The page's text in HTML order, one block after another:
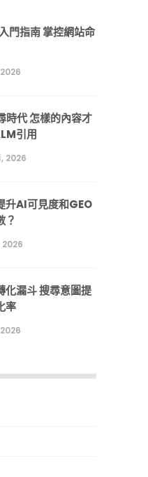
門指南 掌控網站命
時代 怎樣的內容才
引用
2026
升AI可見度和GEO
？
2026
化漏斗 搜尋意圖提
率